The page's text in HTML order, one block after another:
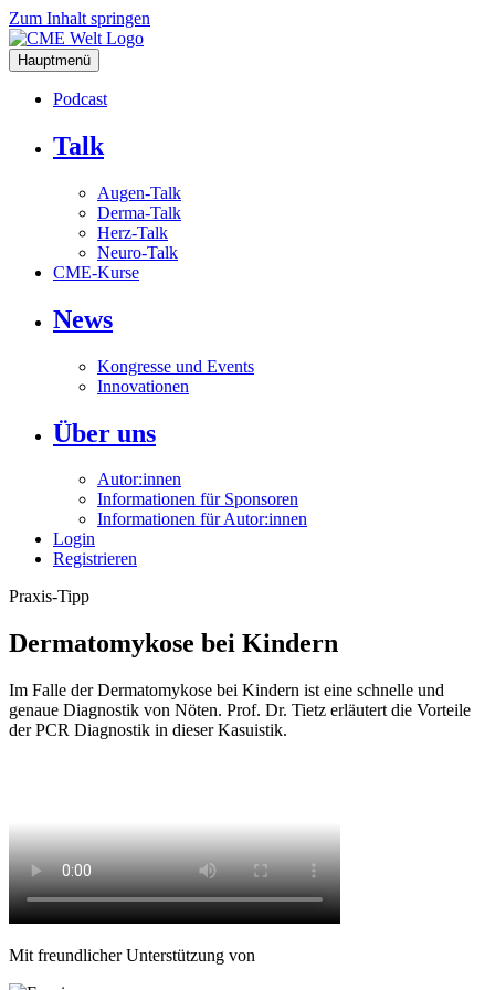
Zum Inhalt springen
Hauptmenü
Podcast
Talk
Augen-Talk
Derma-Talk
Herz-Talk
Neuro-Talk
CME-Kurse
News
Kongresse und Events
Innovationen
Über uns
Autor:innen
Informationen für Sponsoren
Informationen für Autor:innen
Login
Registrieren
Praxis-Tipp
Dermatomykose bei Kindern
Im Falle der Dermatomykose bei Kindern ist eine schnelle und
genaue Diagnostik von Nöten. Prof. Dr. Tietz erläutert die Vorteile
der PCR Diagnostik in dieser Kasuistik.
Mit freundlicher Unterstützung von